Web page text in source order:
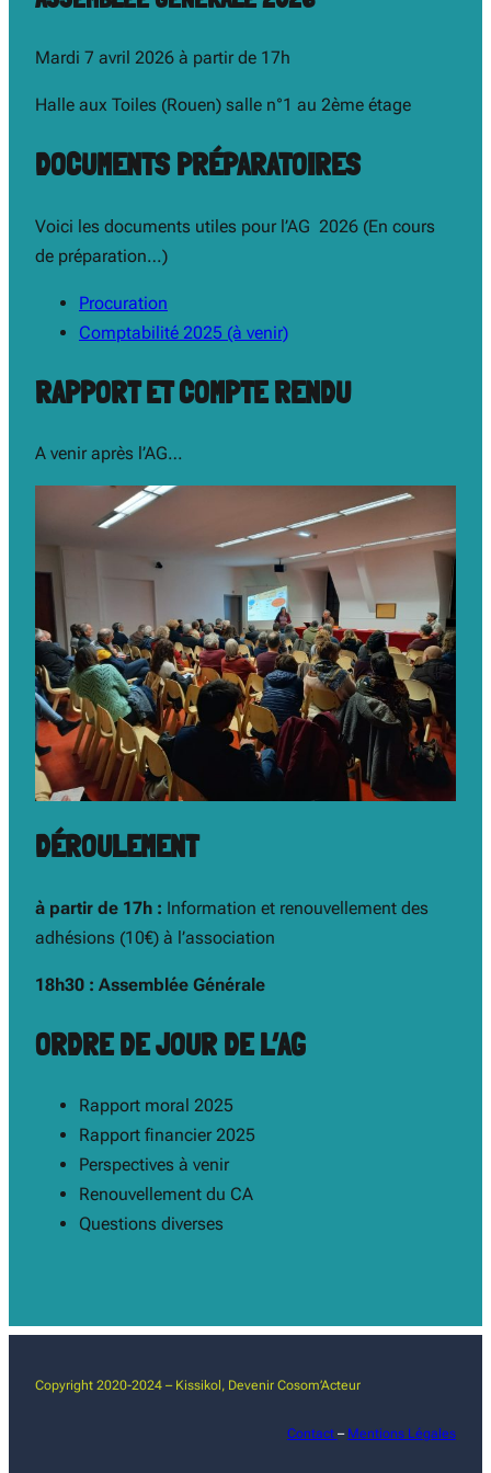
Mardi 7 avril 2026 à partir de 17h
Halle aux Toiles (Rouen) salle n°1 au 2ème étage
DOCUMENTS PRÉPARATOIRES
Voici les documents utiles pour l’AG 2026 (En cours
de préparation…)
Procuration
Comptabilité 2025 (à venir)
RAPPORT ET COMPTE RENDU
A venir après l’AG…
DÉROULEMENT
à partir de 17h : Information et renouvellement des
adhésions (10€) à l’association
18h30 : Assemblée Générale
ORDRE DE JOUR DE L’AG
Rapport moral 2025
Rapport financier 2025
Perspectives à venir
Renouvellement du CA
Questions diverses
Copyright 2020-2024 – Kissikol, Devenir Cosom’Acteur
Contact – Mentions Légales